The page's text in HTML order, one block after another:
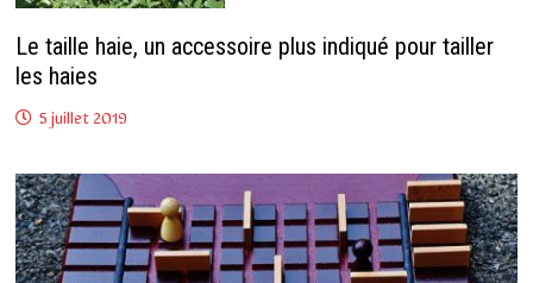
Le taille haie, un accessoire plus indiqué pour tailler
les haies
5 juillet 2019